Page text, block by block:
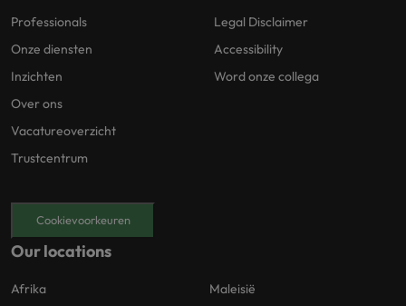
Professionals
Onze diensten
Inzichten
Over ons
Vacatureoverzicht
Trustcentrum
Legal Disclaimer
Accessibility
Word onze collega
Cookievoorkeuren
Our locations
Afrika
Maleisië